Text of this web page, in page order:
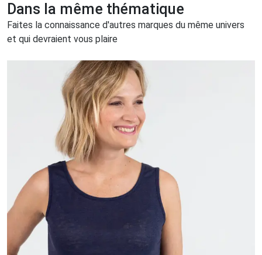
Dans la même thématique
Faites la connaissance d'autres marques du même univers
et qui devraient vous plaire